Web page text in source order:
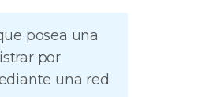
posea una
por
una red